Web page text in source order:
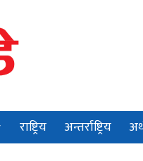
राष्ट्रिय अन्तर्राष्ट्रिय